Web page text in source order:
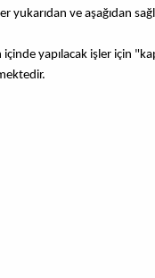
ve aşağıdan
yapılacak işler için